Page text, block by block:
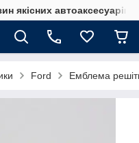
якісних автоаксесуарів
Ford Емблема